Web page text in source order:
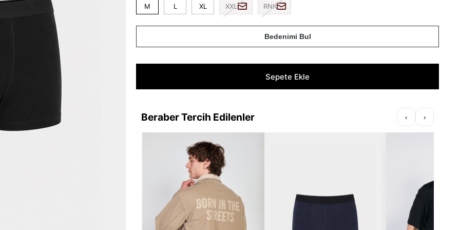
M L XL XXL RNK
Bedenimi Bul
Beraber Tercih Edilenler ‹ ›